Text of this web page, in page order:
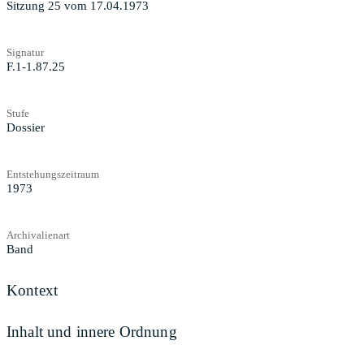
Sitzung 25 vom 17.04.1973
Signatur
F.1-1.87.25
Stufe
Dossier
Entstehungszeitraum
1973
Archivalienart
Band
Kontext
Inhalt und innere Ordnung